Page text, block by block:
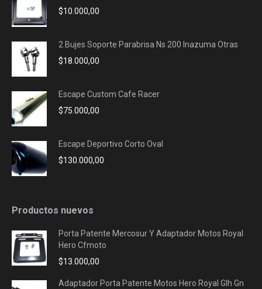
$10.000,00
2 Bujes Soporte Parabrisa Ns 200 Inazuma Otras
$18.000,00
Escape Custom Cafe Racer
$75.000,00
Escape Deportivo Corto Oval
$130.000,00
Productos nuevos
Porta Patente Mercosur Y Adaptador Motos Royal
Hero Cfmoto
$13.000,00
Adaptador Porta Patente Motos Hero Royal Glh Gn